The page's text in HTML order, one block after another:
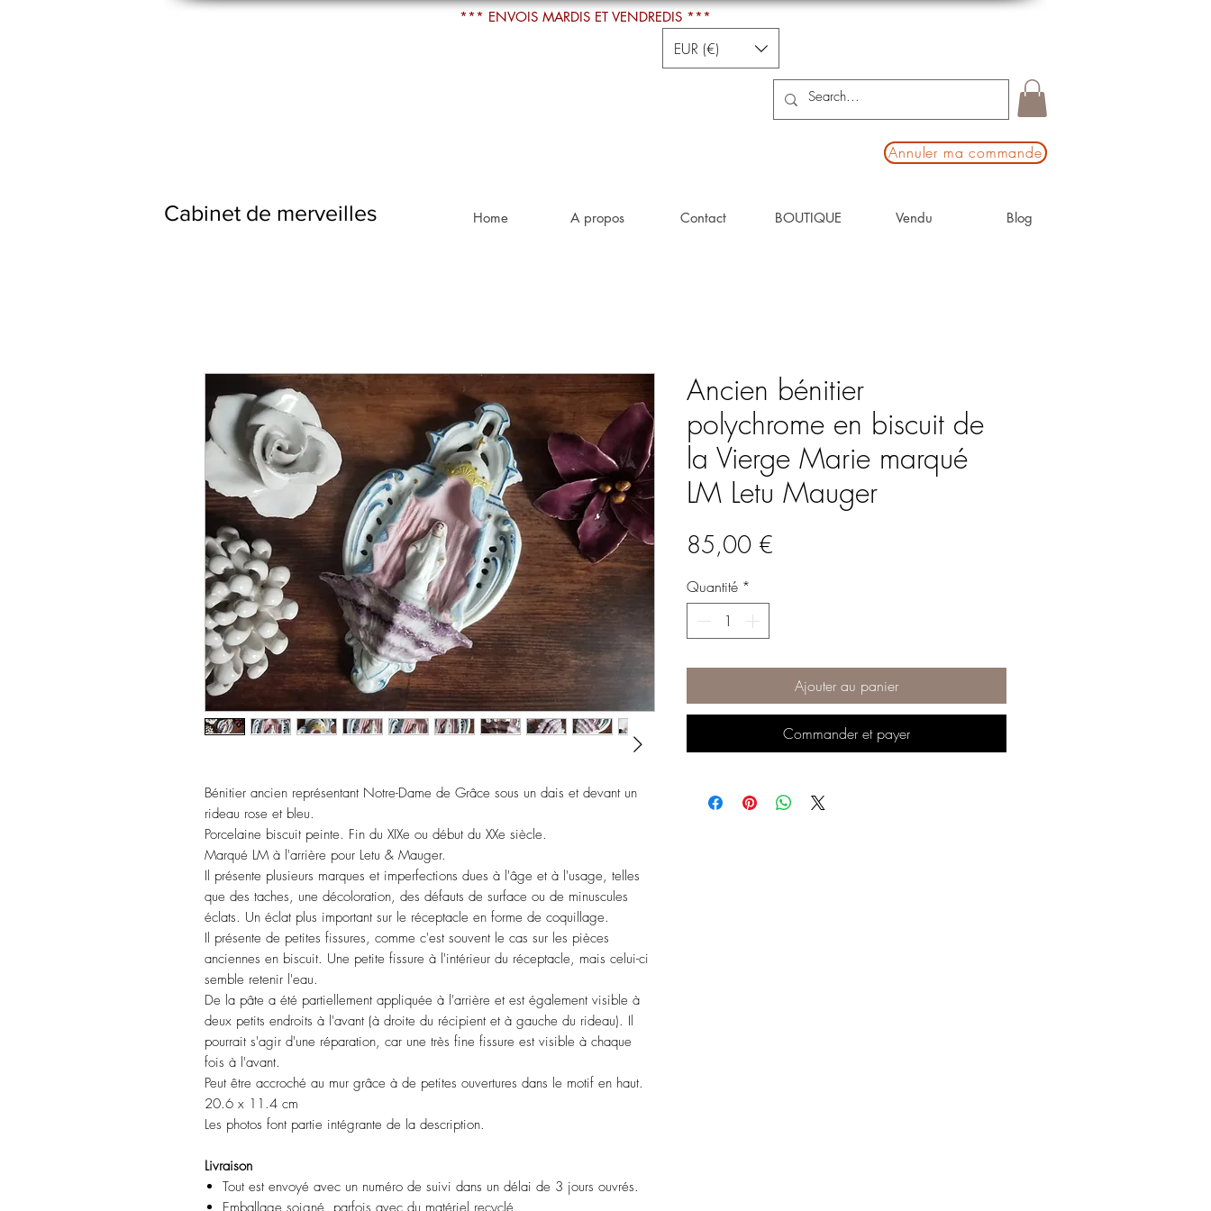
*** ENVOIS MARDIS ET VENDREDIS ***
EUR (€)
Annuler ma commande
Cabinet de merveilles Home A propos Contact BOUTIQUE Vendu Blog
Bénitier ancien représentant Notre-Dame de Grâce sous un dais et devant un
rideau rose et bleu.
Porcelaine biscuit peinte. Fin du XIXe ou début du XXe siècle.
Marqué LM à l'arrière pour Letu & Mauger.
Il présente plusieurs marques et imperfections dues à l'âge et à l'usage, telles
que des taches, une décoloration, des défauts de surface ou de minuscules
éclats. Un éclat plus important sur le réceptacle en forme de coquillage.
Il présente de petites fissures, comme c'est souvent le cas sur les pièces
anciennes en biscuit. Une petite fissure à l'intérieur du réceptacle, mais celui-ci
semble retenir l'eau.
De la pâte a été partiellement appliquée à l'arrière et est également visible à
deux petits endroits à l'avant (à droite du récipient et à gauche du rideau). Il
pourrait s'agir d'une réparation, car une très fine fissure est visible à chaque
fois à l'avant.
Peut être accroché au mur grâce à de petites ouvertures dans le motif en haut.
20.6 x 11.4 cm
Les photos font partie intégrante de la description.
Livraison
Tout est envoyé avec un numéro de suivi dans un délai de 3 jours ouvrés.
Emballage soigné, parfois avec du matériel recyclé.
Ancien bénitier
polychrome en biscuit de
la Vierge Marie marqué
LM Letu Mauger
85,00 €
Quantité *
Ajouter au panier
Commander et payer